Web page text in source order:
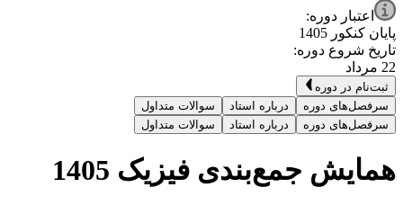
اعتبار دوره:
پایان کنکور 1405
تاریخ شروع دوره:
22 مرداد
ثبت‌نام در دوره
سرفصل‌های دوره
درباره استاد
سوالات متداول
سرفصل‌های دوره
درباره استاد سوالات متداول
همایش جمع‌بندی فیزیک 1405